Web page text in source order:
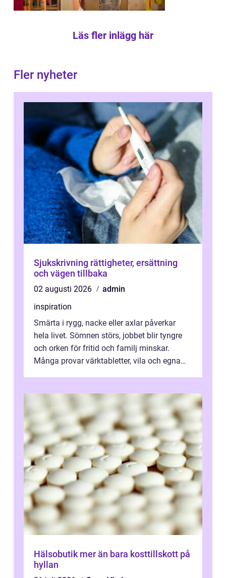
Läs fler inlägg här
Fler nyheter
Sjukskrivning rättigheter, ersättning
och vägen tillbaka
02 augusti 2026
admin
inspiration
Smärta i rygg, nacke eller axlar påverkar
hela livet. Sömnen störs, jobbet blir tyngre
och orken för fritid och familj minskar.
Många provar värktabletter, vila och egna
Hälsobutik mer än bara kosttillskott på
hyllan